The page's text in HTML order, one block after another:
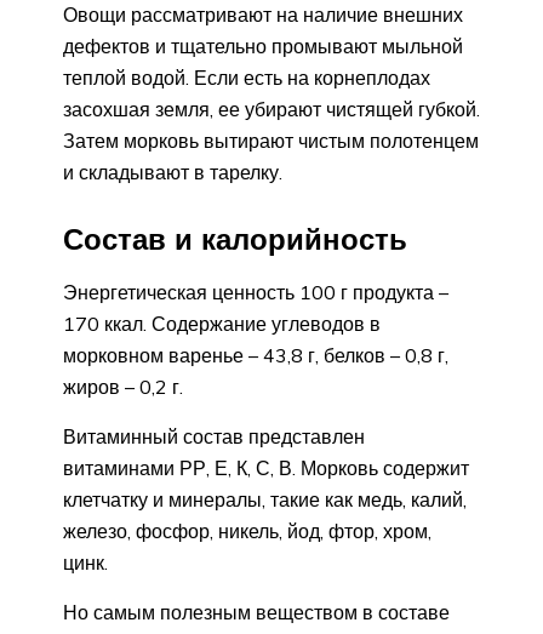
Овощи рассматривают на наличие внешних
дефектов и тщательно промывают мыльной
теплой водой. Если есть на корнеплодах
засохшая земля, ее убирают чистящей губкой.
Затем морковь вытирают чистым полотенцем
и складывают в тарелку.
Состав и калорийность
Энергетическая ценность 100 г продукта –
170 ккал. Содержание углеводов в
морковном варенье – 43,8 г, белков – 0,8 г,
жиров – 0,2 г.
Витаминный состав представлен
витаминами РР, Е, К, С, В. Морковь содержит
клетчатку и минералы, такие как медь, калий,
железо, фосфор, никель, йод, фтор, хром,
цинк.
Но самым полезным веществом в составе